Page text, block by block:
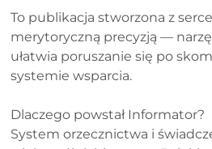
To publikacja stworzona z
merytoryczną precyzją —
ułatwia poruszanie się po
systemie wsparcia.
Dlaczego powstał Informator?
System orzecznictwa i